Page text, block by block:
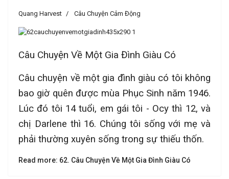
Quang Harvest Câu Chuyện Cảm Động
Câu Chuyện Về Một Gia Đình Giàu Có
Câu chuyện về một gia đình giàu có tôi không
bao giờ quên được mùa Phục Sinh năm 1946.
Lúc đó tôi 14 tuổi, em gái tôi - Ocy thì 12, và
chị Darlene thì 16. Chúng tôi sống với mẹ và
phải thường xuyên sống trong sự thiếu thốn.
Read more: 62. Câu Chuyện Về Một Gia Đình Giàu Có